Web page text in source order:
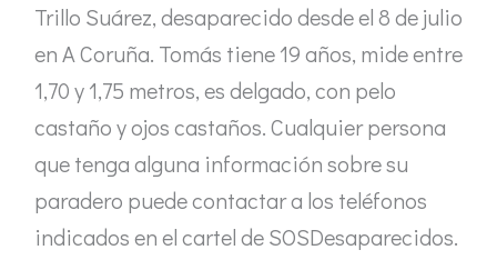
Trillo Suárez, desaparecido desde el 8 de julio
en A Coruña. Tomás tiene 19 años, mide entre
1,70 y 1,75 metros, es delgado, con pelo
castaño y ojos castaños. Cualquier persona
que tenga alguna información sobre su
paradero puede contactar a los teléfonos
indicados en el cartel de SOSDesaparecidos.